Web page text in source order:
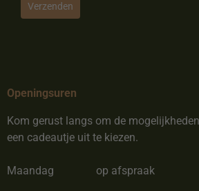
Verzenden
Openingsuren
Kom gerust langs om de
een cadeautje uit te kiezen.
Maandag op afspraak